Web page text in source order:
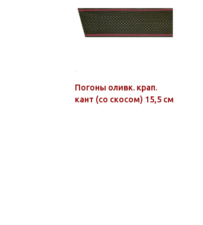
Погоны оливк. крап.
кант (со скосом) 15,5 см